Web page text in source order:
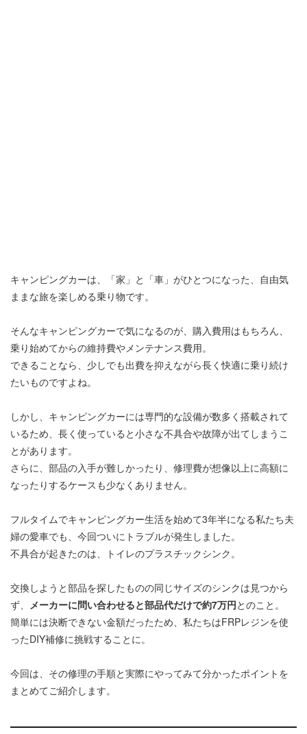
キャンピングカーは、「家」と「車」がひとつになった、自由気
ままな旅を楽しめる乗り物です。
そんなキャンピングカーで気になるのが、購入費用はもちろん、
乗り始めてからの維持費やメンテナンス費用。
できることなら、少しでも出費を抑えながら長く快適に乗り続け
たいものですよね。
しかし、キャンピングカーには専門的な設備が数多く搭載されて
いるため、長く使っていると小さな不具合や故障が出てしまうこ
とがあります。
さらに、部品の入手が難しかったり、修理費が想像以上に高額に
なったりするケースも少なくありません。
フルタイムでキャンピングカー生活を始めて3年半になる私たち夫
婦の愛車でも、今回ついにトラブルが発生しました。
不具合が起きたのは、トイレのプラスチックシンク。
交換しようと部品を探したものの同じサイズのシンクは見つから
ず、 メーカーに問い合わせると部品代だけで約7万円とのこと。
簡単には決断できない金額だったため、私たちはFRPレジンを使
ったDIY補修に挑戦することに。
今回は、その修理の手順と実際にやってみて分かったポイントを
まとめてご紹介します。